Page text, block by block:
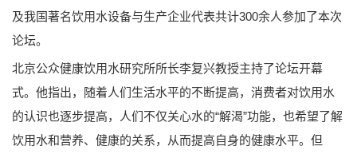
及我国著名饮用水设备与生产企业代表共计300余人参加了本次
论坛。
北京公众健康饮用水研究所所长李复兴教授主持了论坛开幕
式。他指出，随着人们生活水平的不断提高，消费者对饮用水
的认识也逐步提高，人们不仅关心水的“解渴”功能，也希望了解
饮用水和营养、健康的关系，从而提高自身的健康水平。但